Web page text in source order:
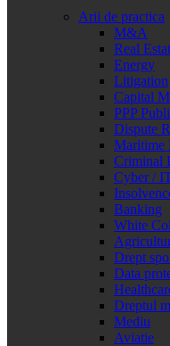
Arii de practica
M&A
Real
Energy
Litigation
Capital
PPP
Dispute
Maritime
Criminal
Cyber /
Banking
White
Drept
Data
Dreptul
Mediu
Aviatie